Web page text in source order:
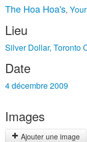
The Hoa Hoa's,
Lieu
Silver Dollar, Toronto
Date
4 décembre 2009
Images
Ajouter une image